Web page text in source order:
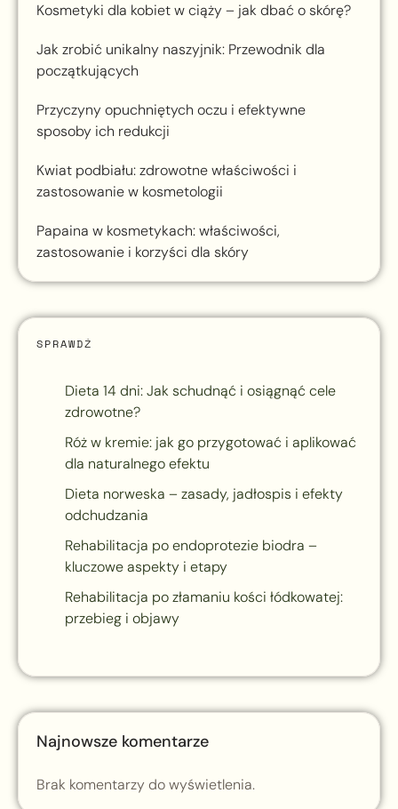
Kosmetyki dla kobiet w ciąży – jak dbać o skórę?
Jak zrobić unikalny naszyjnik: Przewodnik dla
początkujących
Przyczyny opuchniętych oczu i efektywne
sposoby ich redukcji
Kwiat podbiału: zdrowotne właściwości i
zastosowanie w kosmetologii
Papaina w kosmetykach: właściwości,
zastosowanie i korzyści dla skóry
SPRAWDŹ
Dieta 14 dni: Jak schudnąć i osiągnąć cele
zdrowotne?
Róż w kremie: jak go przygotować i aplikować
dla naturalnego efektu
Dieta norweska – zasady, jadłospis i efekty
odchudzania
Rehabilitacja po endoprotezie biodra –
kluczowe aspekty i etapy
Rehabilitacja po złamaniu kości łódkowatej:
przebieg i objawy
Najnowsze komentarze
Brak komentarzy do wyświetlenia.